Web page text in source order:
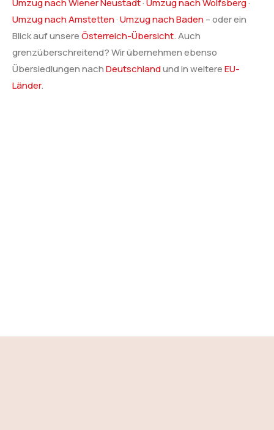
Umzug nach Wiener Neustadt·Umzug nach Wolfsberg·
Umzug nach Amstetten·Umzug nach Baden– oder ein
Blick auf unsereÖsterreich-Übersicht. Auch
grenzüberschreitend? Wir übernehmen ebenso
Übersiedlungen nachDeutschlandund in weitereEU-
Länder.